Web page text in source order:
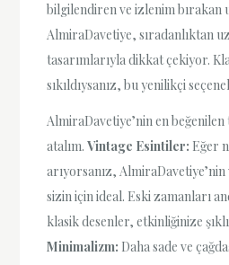
bilgilendiren ve izlenim
AlmiraDavetiye, sıradanlıktan
tasarımlarıyla dikkat çekiyor.
sıkıldıysanız, bu yenilikçi
AlmiraDavetiye’nin en beğenilen
atalım.Vintage Esintiler: Eğer
arıyorsanız,
sizin için ideal. Eski zamanları
klasik desenler, etkinliğinize
Minimalizm: Daha sade ve